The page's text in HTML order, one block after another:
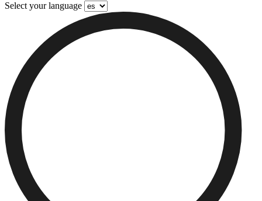
Select your language